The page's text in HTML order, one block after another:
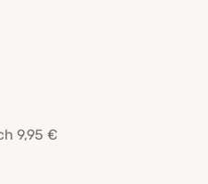
Fenster
Fenster
Fenster
9,95 €